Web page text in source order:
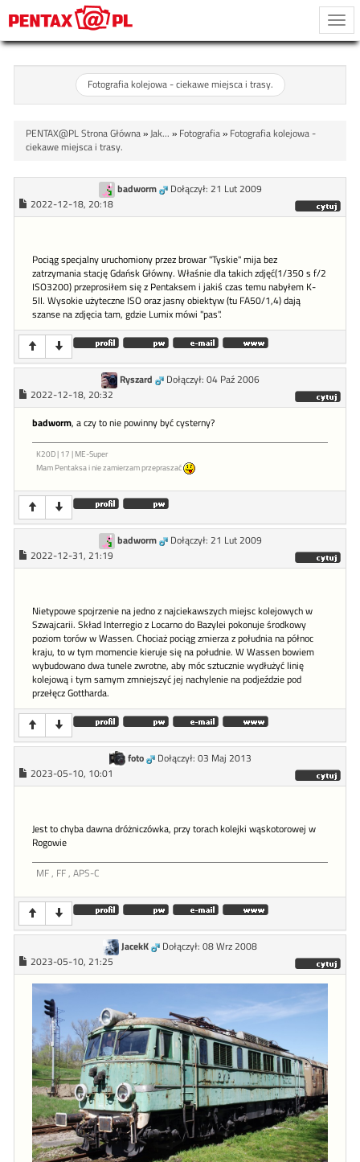
Fotografia kolejowa - ciekawe miejsca i trasy.
PENTAX@PL Strona Główna»Jak... » Fotografia» Fotografia kolejowa -
ciekawe miejsca i trasy.
badworm
Dołączył: 21 Lut 2009
2022-12-18, 20:18
Pociąg specjalny uruchomiony przez browar "Tyskie" mija bez
zatrzymania stację Gdańsk Główny. Właśnie dla takich zdjęć(1/350 s f/2
ISO3200) przeprosiłem się z Pentaksem i jakiś czas temu nabyłem K-
5II. Wysokie użyteczne ISO oraz jasny obiektyw (tu FA50/1,4) dają
szanse na zdjęcia tam, gdzie Lumix mówi "pas".
Ryszard
Dołączył: 04 Paź 2006
2022-12-18, 20:32
badworm, a czy to nie powinny być cysterny?
K20D | 17 | ME-Super
Mam Pentaksa i nie zamierzam przepraszać
badworm
Dołączył: 21 Lut 2009
2022-12-31, 21:19
Nietypowe spojrzenie na jedno z najciekawszych miejsc kolejowych w
Szwajcarii. Skład Interregio z Locarno do Bazylei pokonuje środkowy
poziom torów w Wassen. Chociaż pociąg zmierza z południa na północ
kraju, to w tym momencie kieruje się na południe. W Wassen bowiem
wybudowano dwa tunele zwrotne, aby móc sztucznie wydłużyć linię
kolejową i tym samym zmniejszyć jej nachylenie na podjeździe pod
przełęcz Gottharda.
foto
Dołączył: 03 Maj 2013
2023-05-10, 10:01
Jest to chyba dawna dróżniczówka, przy torach kolejki wąskotorowej w
Rogowie
MF , FF , APS-C
JacekK
Dołączył: 08 Wrz 2008
2023-05-10, 21:25